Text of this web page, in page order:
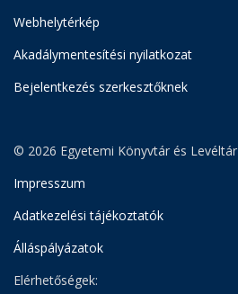
Webhelytérkép
Akadálymentesítési nyilatkozat
Bejelentkezés szerkesztőknek
© 2026 Egyetemi Könyvtár és Levéltár
Impresszum
Adatkezelési tájékoztatók
Álláspályázatok
Elérhetőségek: